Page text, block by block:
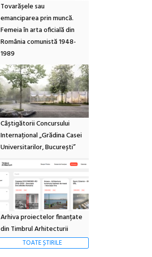
Tovarășele sau
emanciparea prin muncă.
Femeia în arta oficială din
România comunistă 1948-
1989
Câștigătorii Concursului
Internațional „Grădina Casei
Universitarilor, București”
Arhiva proiectelor finanțate
din Timbrul Arhitecturii
TOATE ȘTIRILE